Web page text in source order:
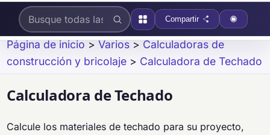
Compartir
Página de inicio >Varios > Calculadoras de
construcción y bricolaje > Calculadora de Techado
Calculadora de Techado
Calcule los materiales de techado para su proyecto,